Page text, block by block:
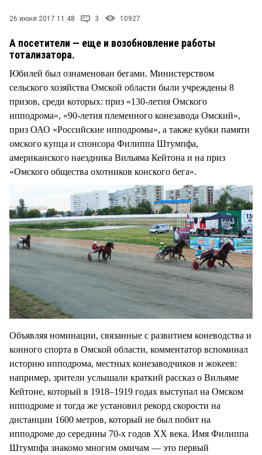
26 июня 2017 11:48 3 10927
А посетители — еще и возобновление работы
тотализатора.
Юбилей был ознаменован бегами. Министерством
сельского хозяйства Омской области были учреждены 8
призов, среди которых: приз «130-летия Омского
ипподрома», «90-летия племенного конезавода Омский»,
приз ОАО «Российские ипподромы», а также кубки памяти
омского купца и спонсора Филиппа Штумпфа,
американского наездника Вильяма Кейтона и на приз
«Омского общества охотников конского бега».
Объявляя номинации, связанные с развитием коневодства и
конного спорта в Омской области, комментатор вспоминал
историю ипподрома, местных конезаводчиков и жокеев:
например, зрители услышали краткий рассказ о Вильяме
Кейтоне, который в 1918–1919 годах выступал на Омском
ипподроме и тогда же установил рекорд скорости на
дистанции 1600 метров, который не был побит на
ипподроме до середины 70-х годов ХХ века. Имя Филиппа
Штумпфа знакомо многим омичам — это первый